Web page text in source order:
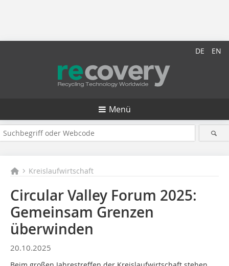
DE EN
Menü
Kreislaufwirtschaft
Circular Valley Forum 2025:
Gemeinsam Grenzen
überwinden
20.10.2025